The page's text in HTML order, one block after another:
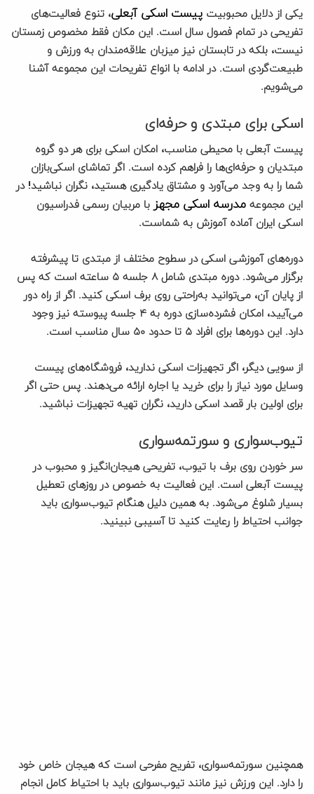
یکی از دلایل محبوبیت پیست اسکی آبعلی، تنوع فعالیت‌های
تفریحی در تمام فصول سال است. این مکان فقط مخصوص زمستان
نیست، بلکه در تابستان نیز میزبان علاقه‌مندان به ورزش و
طبیعت‌گردی است. در ادامه با انواع تفریحات این مجموعه آشنا
می‌شویم.
اسکی برای مبتدی و حرفه‌ای
پیست آبعلی با محیطی مناسب، امکان اسکی برای هر دو گروه
مبتدیان و حرفه‌ای‌ها را فراهم کرده است. اگر تماشای اسکی‌بازان
شما را به وجد می‌آورد و مشتاق یادگیری هستید، نگران نباشید! در
این مجموعه مدرسه اسکی مجهز با مربیان رسمی فدراسیون
اسکی ایران آماده آموزش به شماست.
دوره‌های آموزشی اسکی در سطوح مختلف از مبتدی تا پیشرفته
برگزار می‌شود. دوره مبتدی شامل ۸ جلسه ۵ ساعته است که پس
از پایان آن، می‌توانید به‌راحتی روی برف اسکی کنید. اگر از راه دور
می‌آیید، امکان فشرده‌سازی دوره به ۴ جلسه پیوسته نیز وجود
دارد. این دوره‌ها برای افراد ۵ تا حدود ۵۰ سال مناسب است.
از سویی دیگر، اگر تجهیزات اسکی ندارید، فروشگاه‌های پیست
وسایل مورد نیاز را برای خرید یا اجاره ارائه می‌دهند. پس حتی اگر
برای اولین بار قصد اسکی دارید، نگران تهیه تجهیزات نباشید.
تیوب‌سواری و سورتمه‌سواری
سر خوردن روی برف با تیوب، تفریحی هیجان‌انگیز و محبوب در
پیست آبعلی است. این فعالیت به خصوص در روزهای تعطیل
بسیار شلوغ می‌شود. به همین دلیل هنگام تیوب‌سواری باید
جوانب احتیاط را رعایت کنید تا آسیبی نبینید.
همچنین سورتمه‌سواری، تفریح مفرحی است که هیجان خاص خود
را دارد. این ورزش نیز مانند تیوب‌سواری باید با احتیاط کامل انجام